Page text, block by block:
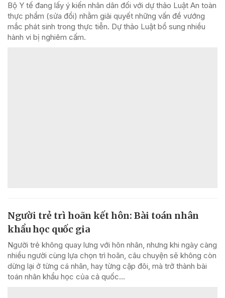
Bộ Y tế đang lấy ý kiến nhân dân đối với dự thảo Luật An toàn
thực phẩm (sửa đổi) nhằm giải quyết những vấn đề vướng
mắc phát sinh trong thực tiễn. Dự thảo Luật bổ sung nhiều
hành vi bị nghiêm cấm.
Người trẻ trì hoãn kết hôn: Bài toán nhân
khẩu học quốc gia
Người trẻ không quay lưng với hôn nhân, nhưng khi ngày càng
nhiều người cùng lựa chọn trì hoãn, câu chuyện sẽ không còn
dừng lại ở từng cá nhân, hay từng cặp đôi, mà trở thành bài
toán nhân khẩu học của cả quốc...